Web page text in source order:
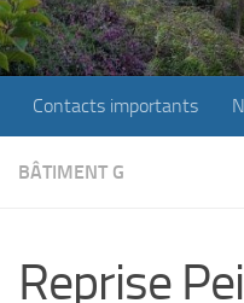
Contacts importants
BÂTIMENT G
Reprise